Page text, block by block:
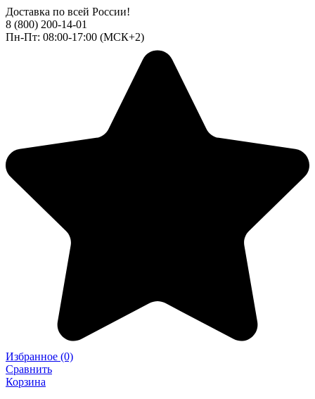
Доставка по всей России!
8 (800) 200-14-01
Пн-Пт: 08:00-17:00 (МСК+2)
Избранное (0)
Сравнить
Корзина